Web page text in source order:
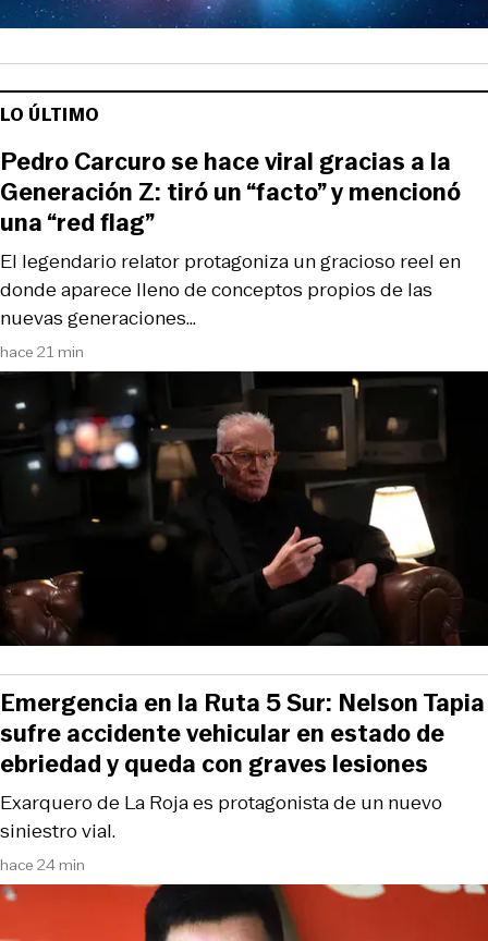
LO ÚLTIMO
hace 21 min
El legendario relator protagoniza un gracioso reel en
donde aparece lleno de conceptos propios de las
nuevas generaciones…
Pedro Carcuro se hace viral gracias a la
Generación Z: tiró un “facto” y mencionó
una “red flag”
hace 24 min
Exarquero de La Roja es protagonista de un nuevo
siniestro vial.
Emergencia en la Ruta 5 Sur: Nelson Tapia
sufre accidente vehicular en estado de
ebriedad y queda con graves lesiones